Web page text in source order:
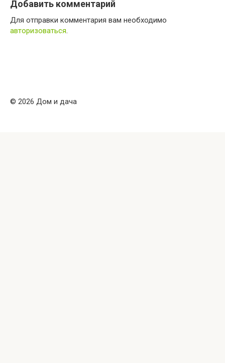
Добавить комментарий
Для отправки комментария вам необходимо
авторизоваться.
© 2026 Дом и дача